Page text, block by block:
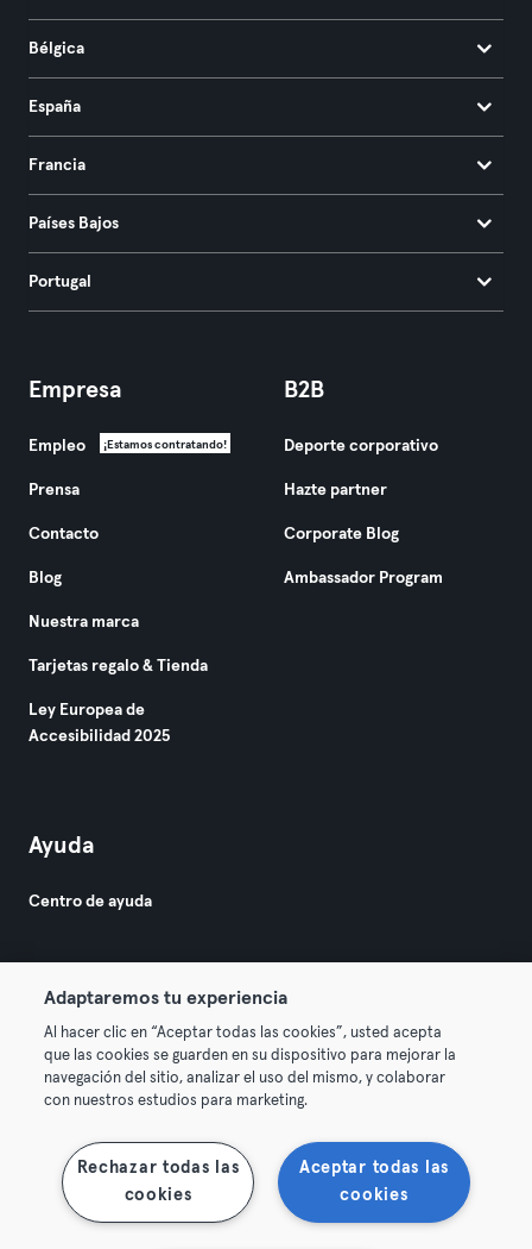
Bélgica
España
Francia
Países Bajos
Portugal
Empresa
Empleo ¡Estamos contratando!
Prensa
Contacto
Blog
Nuestra marca
Tarjetas regalo & Tienda
Ley Europea de
Accesibilidad 2025
B2B
Deporte corporativo
Hazte partner
Corporate Blog
Ambassador Program
Ayuda
Centro de ayuda
© 2026 Urban Sports Group GmbH. All rights reserved.
Términos y condiciones Privacidad
Rescindir contratos aquí Desistir de contratos aquí
Adaptaremos tu experiencia
Al hacer clic en “Aceptar todas las cookies”, usted acepta
que las cookies se guarden en su dispositivo para mejorar la
navegación del sitio, analizar el uso del mismo, y colaborar
con nuestros estudios para marketing.
Aceptar todas las
cookies
Rechazar todas las
cookies